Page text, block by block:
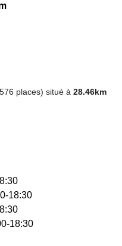
places) situé à 28.46km
18:30
18:30